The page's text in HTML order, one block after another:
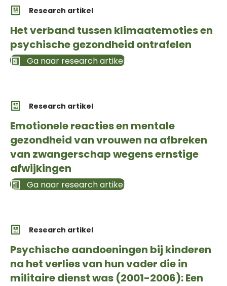
Research artikel
Het verband tussen klimaatemoties en
psychische gezondheid ontrafelen
Ga naar research artikel
Research artikel
Emotionele reacties en mentale
gezondheid van vrouwen na afbreken
van zwangerschap wegens ernstige
afwijkingen
Ga naar research artikel
Research artikel
Psychische aandoeningen bij kinderen
na het verlies van hun vader die in
militaire dienst was (2001-2006): Een